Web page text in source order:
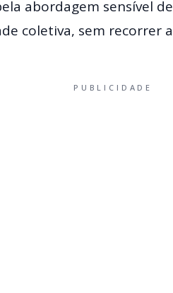
abordagem sensível
coletiva, sem recorrer
PUBLICIDADE